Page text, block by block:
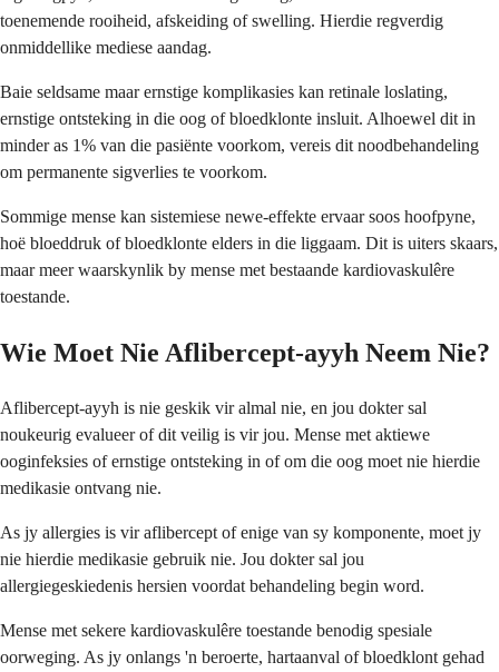
toenemende rooiheid, afskeiding of swelling. Hierdie regverdig
onmiddellike mediese aandag.
Baie seldsame maar ernstige komplikasies kan retinale loslating,
ernstige ontsteking in die oog of bloedklonte insluit. Alhoewel dit in
minder as 1% van die pasiënte voorkom, vereis dit noodbehandeling
om permanente sigverlies te voorkom.
Sommige mense kan sistemiese newe-effekte ervaar soos hoofpyne,
hoë bloeddruk of bloedklonte elders in die liggaam. Dit is uiters skaars,
maar meer waarskynlik by mense met bestaande kardiovaskulêre
toestande.
Wie Moet Nie Aflibercept-ayyh Neem Nie?
Aflibercept-ayyh is nie geskik vir almal nie, en jou dokter sal
noukeurig evalueer of dit veilig is vir jou. Mense met aktiewe
ooginfeksies of ernstige ontsteking in of om die oog moet nie hierdie
medikasie ontvang nie.
As jy allergies is vir aflibercept of enige van sy komponente, moet jy
nie hierdie medikasie gebruik nie. Jou dokter sal jou
allergiegeskiedenis hersien voordat behandeling begin word.
Mense met sekere kardiovaskulêre toestande benodig spesiale
oorweging. As jy onlangs 'n beroerte, hartaanval of bloedklont gehad